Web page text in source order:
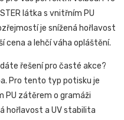
látka s vnitřním PU
je snížená hořlavost
cena a lehčí váha opláštění.
řešení pro časté akce?
Pro tento typ potisku je
PU zátěrem o gramáži
hořlavost a UV stabilita